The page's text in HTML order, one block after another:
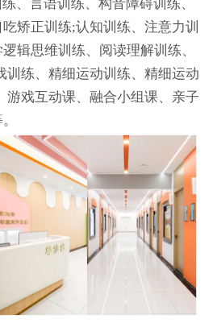
、言语训练、构音障碍训练、
矫正训练;认知训练、注意力训
辑思维训练、阅读理解训练、
训练、精细运动训练、精细运动
游戏互动课、融合小组课、亲子